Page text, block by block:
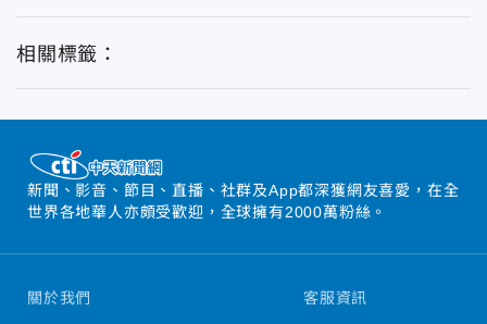
相關標籤：
新聞、影音、節目、直播、社群及App都深獲網友喜愛，在全
世界各地華人亦頗受歡迎，全球擁有2000萬粉絲。
關於我們 客服資訊